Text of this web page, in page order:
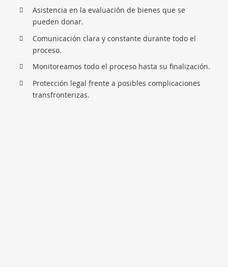
Asistencia en la evaluación de bienes que se
pueden donar.
Comunicación clara y constante durante todo el
proceso.
Monitoreamos todo el proceso hasta su finalización.
Protección legal frente a posibles complicaciones
transfronterizas.